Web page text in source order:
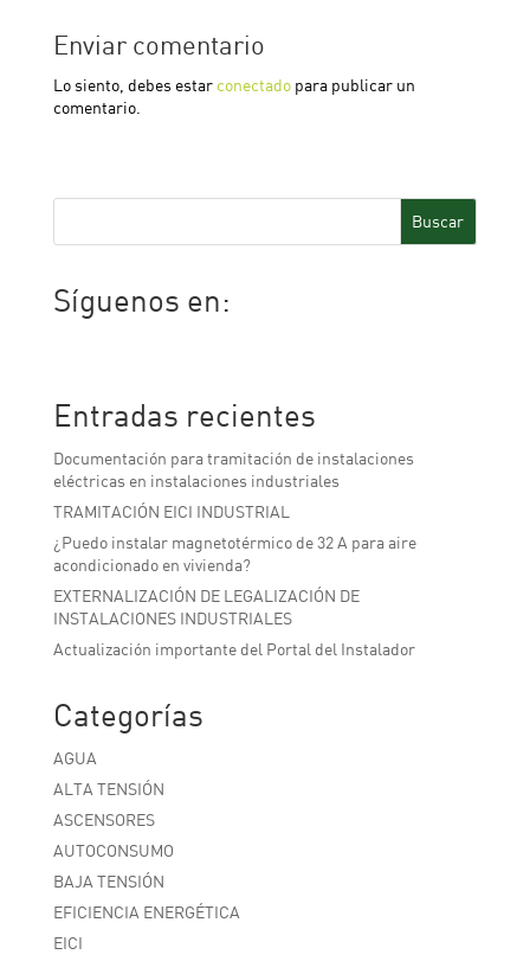
Enviar comentario
Lo siento, debes estar conectadopara publicar un
comentario.
Buscar
Síguenos en:
Entradas recientes
Documentación para tramitación de instalaciones
eléctricas en instalaciones industriales
TRAMITACIÓN EICI INDUSTRIAL
¿Puedo instalar magnetotérmico de 32 A para aire
acondicionado en vivienda?
EXTERNALIZACIÓN DE LEGALIZACIÓN DE
INSTALACIONES INDUSTRIALES
Actualización importante del Portal del Instalador
Categorías
AGUA
ALTA TENSIÓN
ASCENSORES
AUTOCONSUMO
BAJA TENSIÓN
EFICIENCIA ENERGÉTICA
EICI